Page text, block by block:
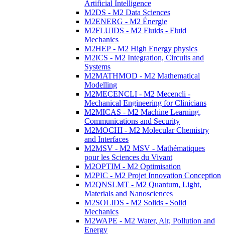
Artificial Intelligence
M2DS - M2 Data Sciences
M2ENERG - M2 Énergie
M2FLUIDS - M2 Fluids - Fluid
Mechanics
M2HEP - M2 High Energy physics
M2ICS - M2 Integration, Circuits and
Systems
M2MATHMOD - M2 Mathematical
Modelling
M2MECENCLI - M2 Mecencli -
Mechanical Engineering for Clinicians
M2MICAS - M2 Machine Learning,
Communications and Security
M2MOCHI - M2 Molecular Chemistry
and Interfaces
M2MSV - M2 MSV - Mathématiques
pour les Sciences du Vivant
M2OPTIM - M2 Optimisation
M2PIC - M2 Projet Innovation Conception
M2QNSLMT - M2 Quantum, Light,
Materials and Nanosciences
M2SOLIDS - M2 Solids - Solid
Mechanics
M2WAPE - M2 Water, Air, Pollution and
Energy